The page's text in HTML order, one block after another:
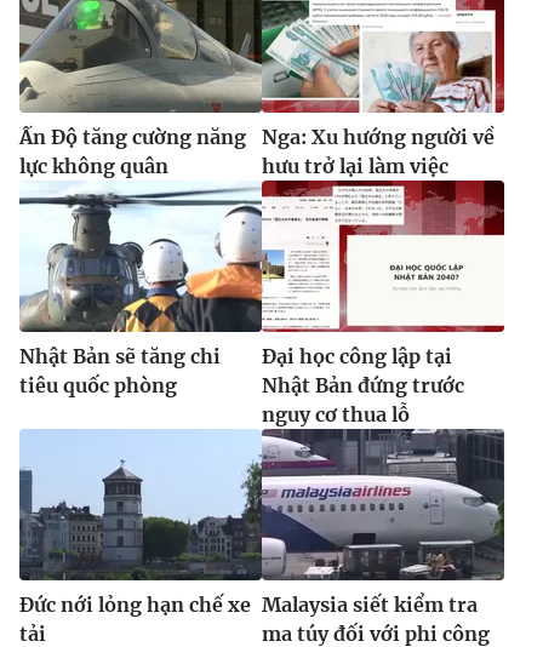
Ấn Độ tăng cường năng
lực không quân
Nga: Xu hướng người về
hưu trở lại làm việc
Nhật Bản sẽ tăng chi
tiêu quốc phòng
Đại học công lập tại
Nhật Bản đứng trước
nguy cơ thua lỗ
Đức nới lỏng hạn chế xe
tải
Malaysia siết kiểm tra
ma túy đối với phi công